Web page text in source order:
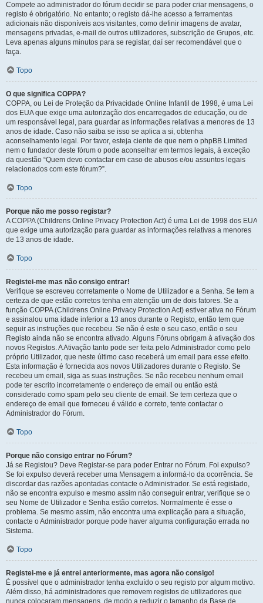
Compete ao administrador do fórum decidir se para poder criar mensagens, o
registo é obrigatório. No entanto; o registo dá-lhe acesso a ferramentas
adicionais não disponíveis aos visitantes, como definir imagens de avatar,
mensagens privadas, e-mail de outros utilizadores, subscrição de Grupos, etc.
Leva apenas alguns minutos para se registar, daí ser recomendável que o
faça.
Topo
O que significa COPPA?
COPPA, ou Lei de Proteção da Privacidade Online Infantil de 1998, é uma Lei
dos EUA que exige uma autorização dos encarregados de educação, ou de
um responsável legal, para guardar as informações relativas a menores de 13
anos de idade. Caso não saiba se isso se aplica a si, obtenha
aconselhamento legal. Por favor, esteja ciente de que nem o phpBB Limited
nem o fundador deste fórum o pode aconselhar em termos legais, à exceção
da questão “Quem devo contactar em caso de abusos e/ou assuntos legais
relacionados com este fórum?”.
Topo
Porque não me posso registar?
A COPPA (Childrens Online Privacy Protection Act) é uma Lei de 1998 dos EUA
que exige uma autorização para guardar as informações relativas a menores
de 13 anos de idade.
Topo
Registei-me mas não consigo entrar!
Verifique se escreveu corretamente o Nome de Utilizador e a Senha. Se tem a
certeza de que estão corretos tenha em atenção um de dois fatores. Se a
função COPPA (Childrens Online Privacy Protection Act) estiver ativa no Fórum
e assinalou uma idade inferior a 13 anos durante o Registo, então tem que
seguir as instruções que recebeu. Se não é este o seu caso, então o seu
Registo ainda não se encontra ativado. Alguns Fóruns obrigam à ativação dos
novos Registos. A Ativação tanto pode ser feita pelo Administrador como pelo
próprio Utilizador, que neste último caso receberá um email para esse efeito.
Esta informação é fornecida aos novos Utilizadores durante o Registo. Se
recebeu um email, siga as suas instruções. Se não recebeu nenhum email
pode ter escrito incorretamente o endereço de email ou então está
considerado como spam pelo seu cliente de email. Se tem certeza que o
endereço de email que forneceu é válido e correto, tente contactar o
Administrador do Fórum.
Topo
Porque não consigo entrar no Fórum?
Já se Registou? Deve Registar-se para poder Entrar no Fórum. Foi expulso?
Se foi expulso deverá receber uma Mensagem a informá-lo da ocorrência. Se
discordar das razões apontadas contacte o Administrador. Se está registado,
não se encontra expulso e mesmo assim não conseguir entrar, verifique se o
seu Nome de Utilizador e Senha estão corretos. Normalmente é esse o
problema. Se mesmo assim, não encontra uma explicação para a situação,
contacte o Administrador porque pode haver alguma configuração errada no
Sistema.
Topo
Registei-me e já entrei anteriormente, mas agora não consigo!
É possível que o administrador tenha excluído o seu registo por algum motivo.
Além disso, há administradores que removem registos de utilizadores que
nunca colocaram mensagens, de modo a reduzir o tamanho da Base de